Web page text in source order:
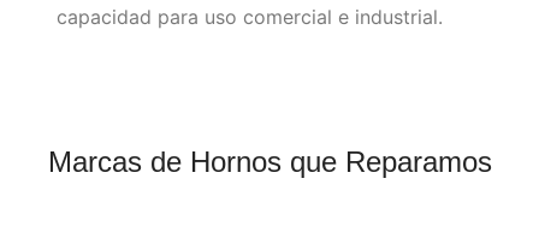
capacidad para uso comercial e industrial.
Marcas de Hornos que Reparamos